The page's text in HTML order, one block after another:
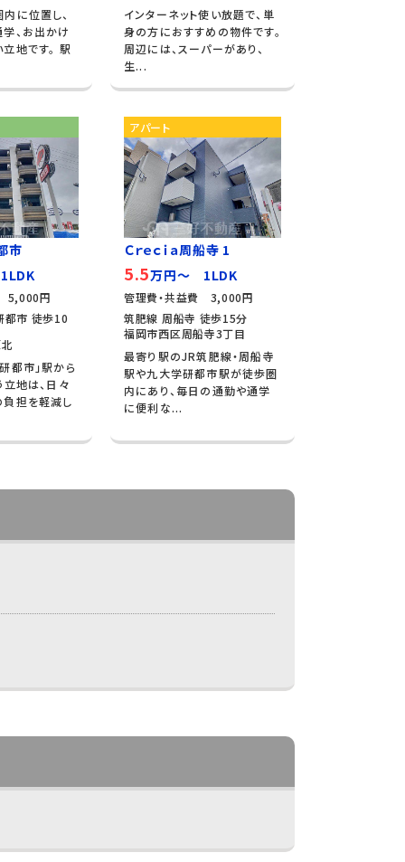
に位置し、
、お出かけ
地です。 駅
インターネット使い放題で、単
身の方におすすめの物件です。
周辺には、スーパーがあり、
生...
市
5,000円
都市 徒歩10
都市」駅から
地は、日々
担を軽減し
アパート
Ｃｒｅｃｉａ周船寺 1
5.5万円～ 1LDK
管理費・共益費 3,000円
筑肥線 周船寺 徒歩15分
福岡市西区周船寺3丁目
最寄り駅のJR筑肥線・周船寺
駅や九大学研都市駅が徒歩圏
内にあり、毎日の通勤や通学
に便利な...